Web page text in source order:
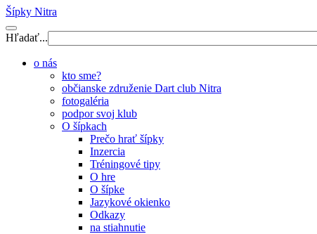
Šípky Nitra
Hľadať...
o nás
kto sme?
občianske združenie Dart club Nitra
fotogaléria
podpor svoj klub
O šípkach
Prečo hrať šípky
Inzercia
Tréningové tipy
O hre
O šípke
Jazykové okienko
Odkazy
na stiahnutie